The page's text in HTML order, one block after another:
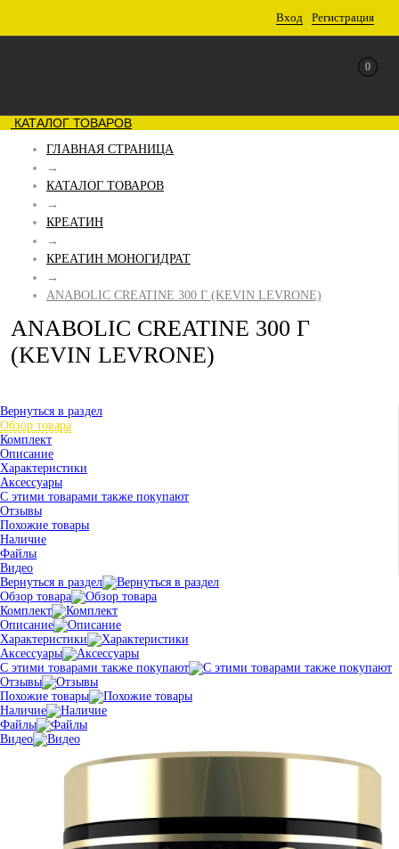
Вход Регистрация
0
КАТАЛОГ ТОВАРОВ
ГЛАВНАЯ СТРАНИЦА
→
КАТАЛОГ ТОВАРОВ
→
КРЕАТИН
→
КРЕАТИН МОНОГИДРАТ
→
ANABOLIC CREATINE 300 Г (KEVIN LEVRONE)
ANABOLIC CREATINE 300 Г
(KEVIN LEVRONE)
Вернуться в раздел
Обзор товара
Комплект
Описание
Характеристики
Аксессуары
С этими товарами также покупают
Отзывы
Похожие товары
Наличие
Файлы
Видео
Вернуться в раздел
Обзор товара
Комплект
Описание
Характеристики
Аксессуары
С этими товарами также покупают
Отзывы
Похожие товары
Наличие
Файлы
Видео